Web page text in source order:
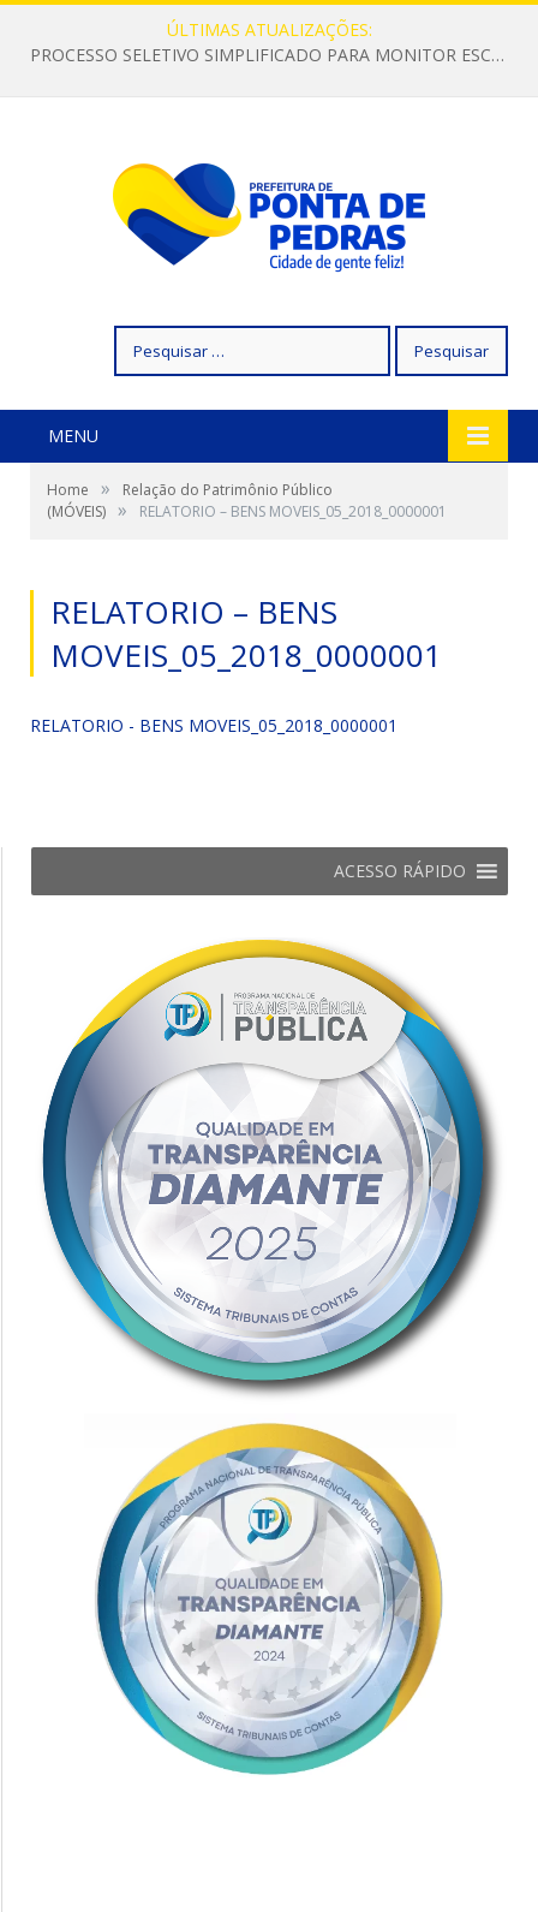
ÚLTIMAS ATUALIZAÇÕES:
PROCESSO SELETIVO SIMPLIFICADO PARA MONITOR ESCOLAR
por:
MENU
Home »
Relação do Patrimônio Público
(MÓVEIS) » RELATORIO – BENS MOVEIS_05_2018_0000001
RELATORIO – BENS
MOVEIS_05_2018_0000001
RELATORIO - BENS MOVEIS_05_2018_0000001
ACESSO RÁPIDO